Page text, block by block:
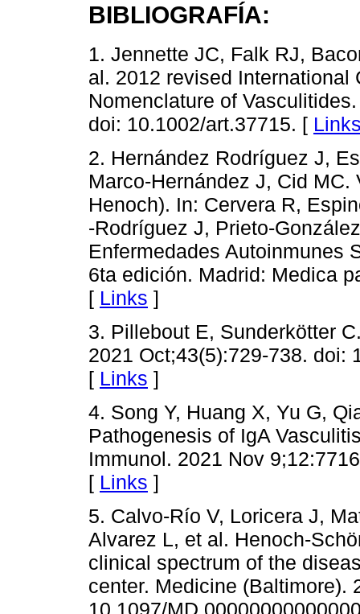
BIBLIOGRAFÍA:
1. Jennette JC, Falk RJ,
al. 2012 revised
Nomenclature of
doi: 10.1002/art.37715. [
2. Hernández Rodríguez J,
Marco-Hernández J, Cid
Henoch). In: Cervera R,
-Rodríguez J, Prieto-
Enfermedades Autoinmunes
6ta edición. Madrid: Medica
[ Links ]
3. Pillebout E, Sunderkötter
2021 Oct;43(5):729-738. doi:
[ Links ]
4. Song Y, Huang X, Yu G,
Pathogenesis of IgA
Immunol. 2021 Nov
[ Links ]
5. Calvo-Río V, Loricera J,
Alvarez L, et al. Henoch-
clinical spectrum of the
center. Medicine (Baltimore).